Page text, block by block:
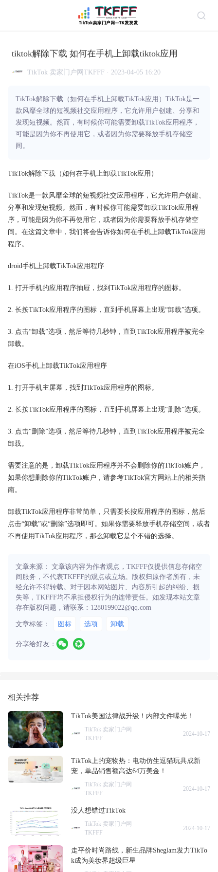
tiktok解除下载 如何在手机上卸载tiktok应用
TikTok 卖家门户网TKFFF · 2023-04-05 16:20
TikTok解除下载（如何在手机上卸载TikTok应用）TikTok是一
款风靡全球的短视频社交应用程序，它允许用户创建、分享和
发现短视频。然而，有时候你可能需要卸载TikTok应用程序，
可能是因为你不再使用它，或者因为你需要释放手机存储空
间。
TikTok解除下载（如何在手机上卸载TikTok应用）
TikTok是一款风靡全球的短视频社交应用程序，它允许用户创建、
分享和发现短视频。然而，有时候你可能需要卸载TikTok应用程
序，可能是因为你不再使用它，或者因为你需要释放手机存储空
间。在这篇文章中，我们将会告诉你如何在手机上卸载TikTok应用
程序。
droid手机上卸载TikTok应用程序
1. 打开手机的应用程序抽屉，找到TikTok应用程序的图标。
2. 长按TikTok应用程序的图标，直到手机屏幕上出现“卸载”选项。
3. 点击“卸载”选项，然后等待几秒钟，直到TikTok应用程序被完全
卸载。
在iOS手机上卸载TikTok应用程序
1. 打开手机主屏幕，找到TikTok应用程序的图标。
2. 长按TikTok应用程序的图标，直到手机屏幕上出现“删除”选项。
3. 点击“删除”选项，然后等待几秒钟，直到TikTok应用程序被完全
卸载。
需要注意的是，卸载TikTok应用程序并不会删除你的TikTok账户，
如果你想删除你的TikTok账户，请参考TikTok官方网站上的相关指
南。
卸载TikTok应用程序非常简单，只需要长按应用程序的图标，然后
点击“卸载”或“删除”选项即可。如果你需要释放手机存储空间，或者
不再使用TikTok应用程序，那么卸载它是个不错的选择。
文章来源： 文章该内容为作者观点，TKFFF仅提供信息存储空
间服务，不代表TKFFF的观点或立场。版权归原作者所有，未
经允许不得转载。对于因本网站图片、内容所引起的纠纷、损
失等，TKFFF均不承担侵权行为的连带责任。如发现本站文章
存在版权问题，请联系：1280199022@qq.com
文章标签： 图标 选项 卸载
分享给好友：
相关推荐
TikTok美国法律战升级！内部文件曝光！
TikTok 卖家门户网
TKFFF
2024-10-17
TikTok上的宠物热：电动仿生逗猫玩具成新
宠，单品销售额高达64万美金！
TikTok 卖家门户网
TKFFF
2024-10-17
没人想错过TikTok
TikTok 卖家门户网
TKFFF
2024-10-17
走平价时尚路线，新生品牌Sheglam发力TikTo
k成为美妆界超级巨星